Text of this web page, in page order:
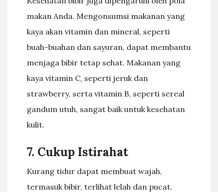
makan Anda. Mengonsumsi makanan yang
kaya akan vitamin dan mineral, seperti
buah-buahan dan sayuran, dapat membantu
menjaga bibir tetap sehat. Makanan yang
kaya vitamin C, seperti jeruk dan
strawberry, serta vitamin B, seperti sereal
gandum utuh, sangat baik untuk kesehatan
kulit.
7. Cukup Istirahat
Kurang tidur dapat membuat wajah,
termasuk bibir, terlihat lelah dan pucat.